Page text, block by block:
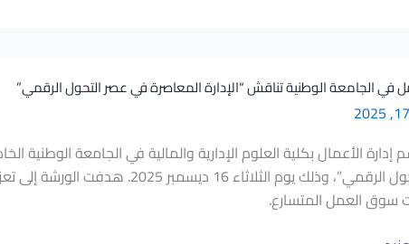
في الجامعة الوطنية تناقش “الإدارة المعاصرة في عصر التحول الرقمي”
الأعمال بكلية العلوم الإدارية والمالية في الجامعة الوطنية
عصر التحول الرقمي”، وذلك يوم
سوق العمل المتسارع.